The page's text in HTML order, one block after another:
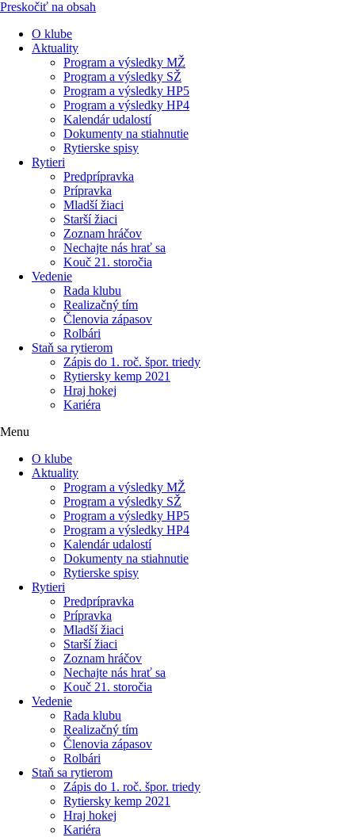
Preskočiť na obsah
O klube
Aktuality
Program a výsledky MŽ
Program a výsledky SŽ
Program a výsledky HP5
Program a výsledky HP4
Kalendár udalostí
Dokumenty na stiahnutie
Rytierske spisy
Rytieri
Predprípravka
Prípravka
Mladší žiaci
Starší žiaci
Zoznam hráčov
Nechajte nás hrať sa
Kouč 21. storočia
Vedenie
Rada klubu
Realizačný tím
Členovia zápasov
Rolbári
Staň sa rytierom
Zápis do 1. roč. špor. triedy
Rytiersky kemp 2021
Hraj hokej
Kariéra
Menu
O klube
Aktuality
Program a výsledky MŽ
Program a výsledky SŽ
Program a výsledky HP5
Program a výsledky HP4
Kalendár udalostí
Dokumenty na stiahnutie
Rytierske spisy
Rytieri
Predprípravka
Prípravka
Mladší žiaci
Starší žiaci
Zoznam hráčov
Nechajte nás hrať sa
Kouč 21. storočia
Vedenie
Rada klubu
Realizačný tím
Členovia zápasov
Rolbári
Staň sa rytierom
Zápis do 1. roč. špor. triedy
Rytiersky kemp 2021
Hraj hokej
Kariéra